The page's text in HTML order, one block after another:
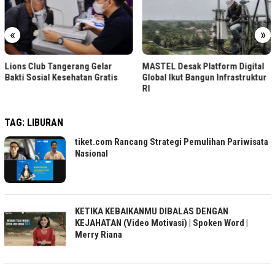
« »
Lions Club Tangerang Gelar
Bakti Sosial Kesehatan Gratis
MASTEL Desak Platform Digital
Global Ikut Bangun Infrastruktur
RI
TAG: LIBURAN
tiket.com Rancang Strategi Pemulihan Pariwisata
Nasional
KETIKA KEBAIKANMU DIBALAS DENGAN
KEJAHATAN (Video Motivasi) | Spoken Word |
Merry Riana